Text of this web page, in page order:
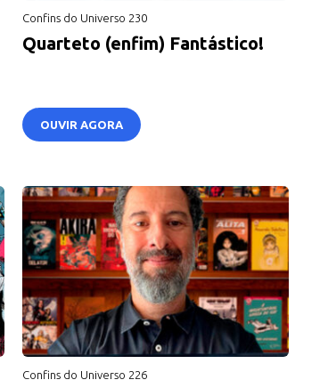
Confins do Universo 230
Quarteto (enfim) Fantástico!
OUVIR AGORA
Confins do Universo 226